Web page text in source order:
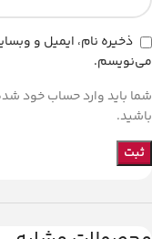
ذخیره نام، ایمیل و
می‌نویسم.
شما باید وارد حساب خود
باشید.